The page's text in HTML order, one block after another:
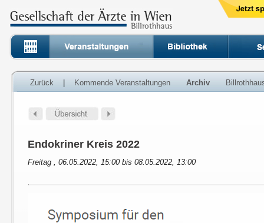
Zurück Kommende Veranstaltungen Archiv
Endokriner Kreis 2022
Freitag , 06.05.2022, 15:00 bis 08.05.2022, 13:00